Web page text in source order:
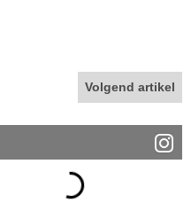
Volgend artikel